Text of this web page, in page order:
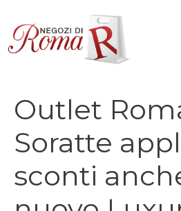
contenuto
Outlet
Soratte
sconti